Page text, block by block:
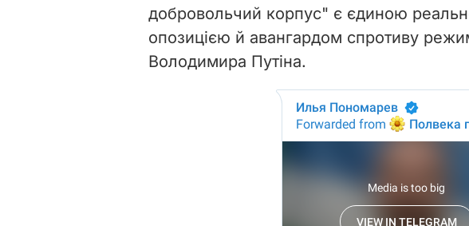
добровольчий корпус" є єдиною
опозицією й авангардом спротиву
Володимира Путіна.